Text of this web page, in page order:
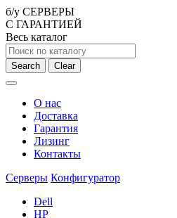
б/у СЕРВЕРЫ
С ГАРАНТИЕЙ
Весь каталог
Search Clear
О нас
Доставка
Гарантия
Лизинг
Контакты
Серверы Конфигуратор
Dell
HP